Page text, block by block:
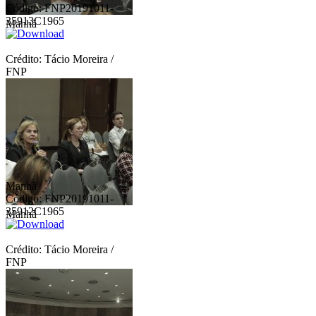
Manhã
Código: FNP20191011-
35913C1965
Crédito: Tácio Moreira /
FNP
Manhã
Manhã
Código: FNP20191011-
35912C1965
Crédito: Tácio Moreira /
FNP